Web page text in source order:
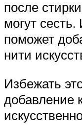
после
могут сесть.
поможет
нити
Избежать
добавление